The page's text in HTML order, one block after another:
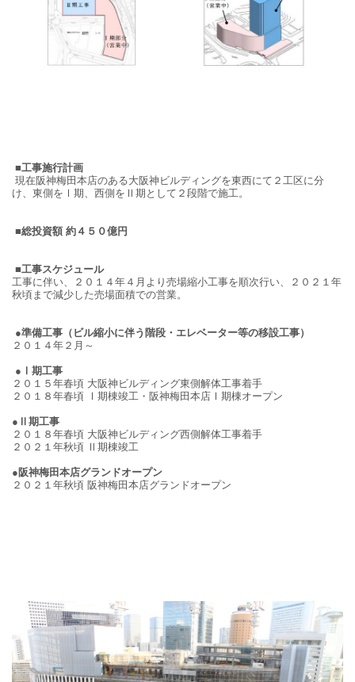
■工事施行計画
現在阪神梅田本店のある大阪神ビルディングを東西にて２工区に分
け、東側をⅠ期、西側をⅡ期として２段階で施工。
■総投資額 約４５０億円
■工事スケジュール
工事に伴い、２０１４年４月より売場縮小工事を順次行い、２０２１年
秋頃まで減少した売場面積での営業。
●準備工事（ビル縮小に伴う階段・エレベーター等の移設工事）
２０１４年２月～
●Ⅰ期工事
２０１５年春頃 大阪神ビルディング東側解体工事着手
２０１８年春頃 Ⅰ期棟竣工・阪神梅田本店Ⅰ期棟オープン
●Ⅱ期工事
２０１８年春頃 大阪神ビルディング西側解体工事着手
２０２１年秋頃 Ⅱ期棟竣工
●阪神梅田本店グランドオープン
２０２１年秋頃 阪神梅田本店グランドオープン